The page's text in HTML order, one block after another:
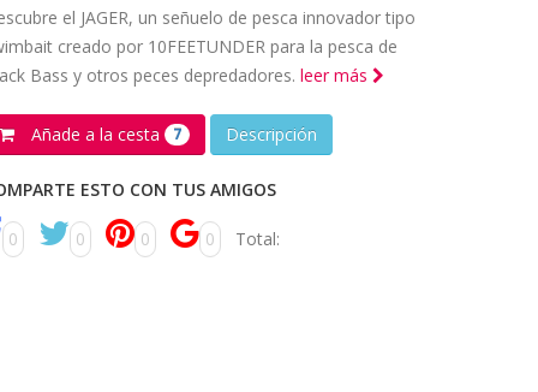
el JAGER, un señuelo de pesca innovador tipo
creado por 10FEETUNDER para la pesca de
Bass y otros peces depredadores. leer más
Añade a la cesta 7 Descripción
ESTO CON TUS AMIGOS
0 0 0 0 Total: